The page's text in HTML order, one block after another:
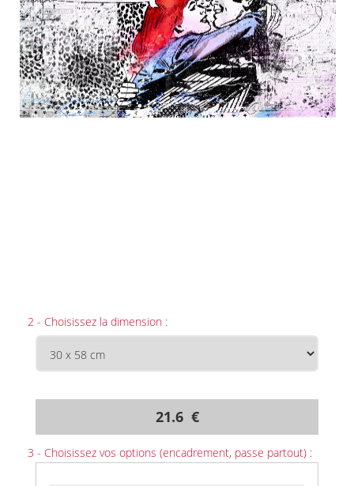
2 - Choisissez la dimension :
21.6 €
3 - Choisissez vos options (encadrement, passe partout) :